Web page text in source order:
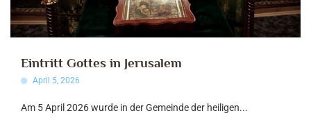
Eintritt Gottes in Jerusalem
April 5, 2026
Am 5 April 2026 wurde in der Gemeinde der heiligen...